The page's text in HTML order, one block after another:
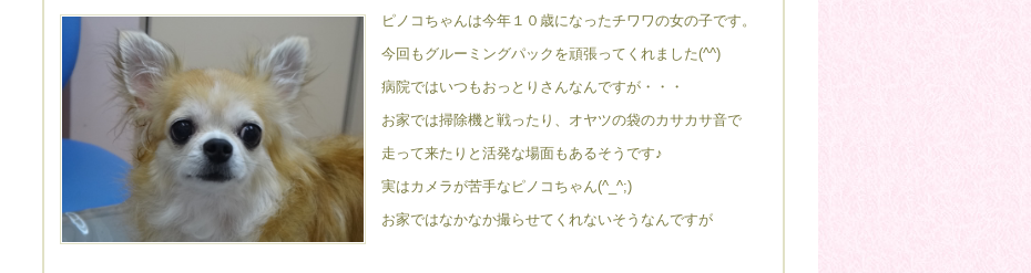
ピノコちゃんは今年１０歳になったチワワの女の子です。
今回もグルーミングパックを頑張ってくれました(^^)
病院ではいつもおっとりさんなんですが・・・
お家では掃除機と戦ったり、オヤツの袋のカサカサ音で
走って来たりと活発な場面もあるそうです♪
実はカメラが苦手なピノコちゃん(^_^;)
お家ではなかなか撮らせてくれないそうなんですが